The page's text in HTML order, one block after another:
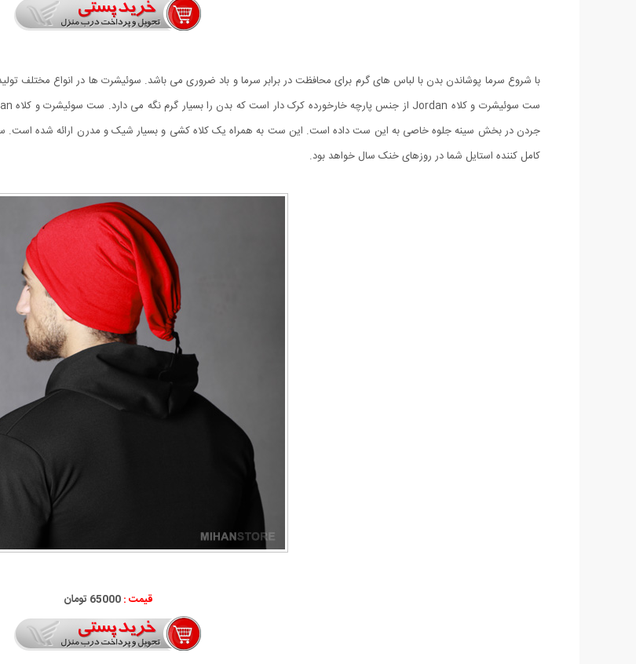
با شروع سرما پوشاندن بدن با لباس های گرم برای محافظت در برابر سرما و باد ضروری می باشد. سوئیشرت ها در انواع مختلف
کامل کننده استایل شما در روزهای خنک سال خواهد بود.
قیمت :65000 تومان